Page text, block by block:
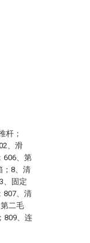
杆；
、滑
606、第
；8、清
、固定
807、清
二毛
809、连